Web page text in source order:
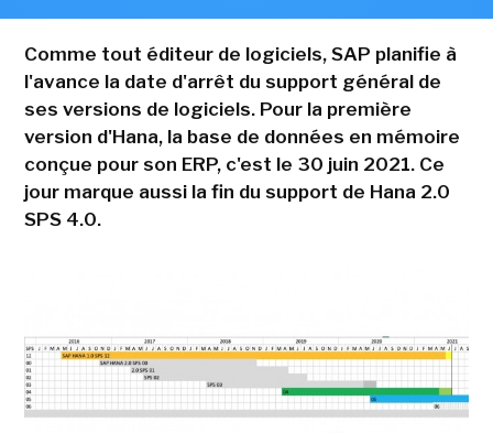
Comme tout éditeur de logiciels, SAP planifie à
l'avance la date d'arrêt du support général de
ses versions de logiciels. Pour la première
version d'Hana, la base de données en mémoire
conçue pour son ERP, c'est le 30 juin 2021. Ce
jour marque aussi la fin du support de Hana 2.0
SPS 4.0.